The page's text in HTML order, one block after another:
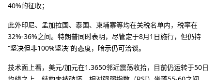
40%的征收；
此外印尼、孟加拉国、泰国、柬埔寨等均在关税名单内，税率在
32%-36%之间。特朗普同时表明，尽管定于8月1日施行，但仍持
“坚决但非100%坚决”的态度，暗示仍可洽谈。
技术面上看，美元/加元在1.3650邻近震荡收拾，目前仍运转于50日